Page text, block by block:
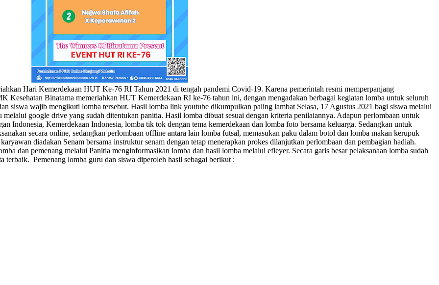
Hari Kemerdekaan HUT Ke-76 RI Tahun 2021 di tengah pandemi Covid-19. Karena pemerintah resmi memperpanjang
Kesehatan Binatama memeriahkan HUT Kemerdekaan RI ke-76 tahun ini, dengan mengadakan berbagai kegiatan lomba untuk seluruh
siswa wajib mengikuti lomba tersebut. Hasil lomba link youtube dikumpulkan paling lambat Selasa, 17 Agustus 2021 bagi siswa melalui
google drive yang sudah ditentukan panitia. Hasil lomba dibuat sesuai dengan kriteria penilaiannya. Adapun perlombaan untuk
Indonesia, Kemerdekaan Indonesia, lomba tik tok dengan tema kemerdekaan dan lomba foto bersama keluarga. Sedangkan untuk
secara online, sedangkan perlombaan offline antara lain lomba futsal, memasukan paku dalam botol dan lomba makan kerupuk
diadakan Senam bersama instruktur senam dengan tetap menerapkan prokes dilanjutkan perlombaan dan pembagian hadiah.
dan pemenang melalui Panitia menginformasikan lomba dan hasil lomba melalui efleyer. Secara garis besar pelaksanaan lomba sudah
terbaik. Pemenang lomba guru dan siswa diperoleh hasil sebagai berikut :